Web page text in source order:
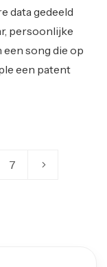
data gedeeld
persoonlijke
een song die op
een patent
7